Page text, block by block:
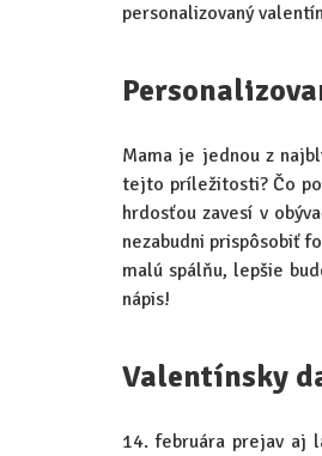
personalizovaný
Mama je jednou z
tejto príležitosti? Čo
hrdosťou zavesí v
nezabudni prispôsobiť
malú spálňu, lepšie
nápis!
Valentínsky
14. februára prejav aj